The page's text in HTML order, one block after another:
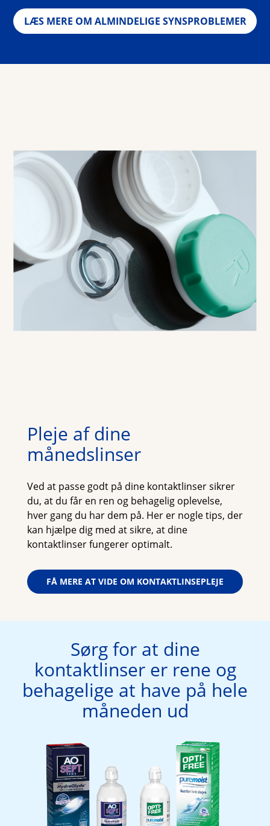
LÆS MERE OM ALMINDELIGE SYNSPROBLEMER
Pleje af dine
månedslinser
Ved at passe godt på dine kontaktlinser sikrer
du, at du får en ren og behagelig oplevelse,
hver gang du har dem på. Her er nogle tips, der
kan hjælpe dig med at sikre, at dine
kontaktlinser fungerer optimalt.
FÅ MERE AT VIDE OM KONTAKTLINSEPLEJE
Sørg for at dine
kontaktlinser er rene og
behagelige at have på hele
måneden ud